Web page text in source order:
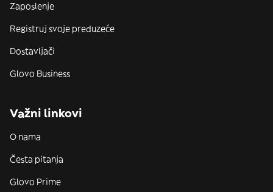
Zaposlenje
Registruj svoje preduzeće
Dostavljači
Glovo Business
Važni linkovi
O nama
Česta pitanja
Glovo Prime